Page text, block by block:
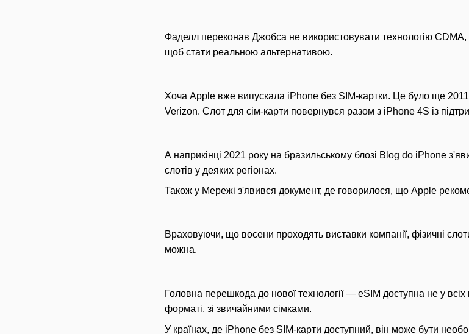
Фаделл переконав Джобса не використовувати технологію
щоб стати реальною альтернативою.
Хоча Apple вже випускала iPhone без SIM-картки. Це було ще
Verizon. Слот для сім-карти повернувся разом з iPhone 4S із
А наприкінці 2021 року на бразильському блозі Blog do iPhone
слотів у деяких регіонах.
Також у Мережі з'явився документ, де говорилося, що Apple
Враховуючи, що восени проходять виставки компанії, фізичні
можна.
Головна перешкода до нової технології — eSIM доступна не у
форматі, зі звичайними сімками.
У країнах, де iPhone без SIM-карти доступний, він може бути